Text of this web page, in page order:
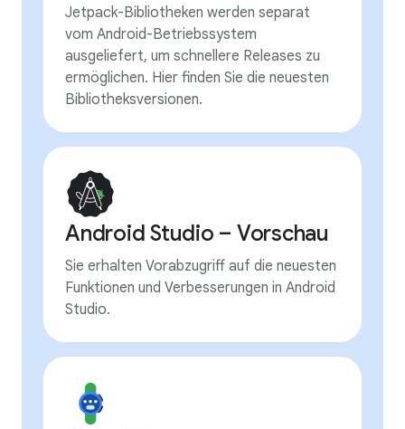
Jetpack-Bibliotheken werden separat
vom Android-Betriebssystem
ausgeliefert, um schnellere Releases zu
ermöglichen. Hier finden Sie die neuesten
Bibliotheksversionen.
Android Studio – Vorschau
Sie erhalten Vorabzugriff auf die neuesten
Funktionen und Verbesserungen in Android
Studio.